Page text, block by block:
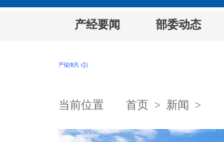
产经要闻 部委动态
当前位置 首页 > 新闻 >